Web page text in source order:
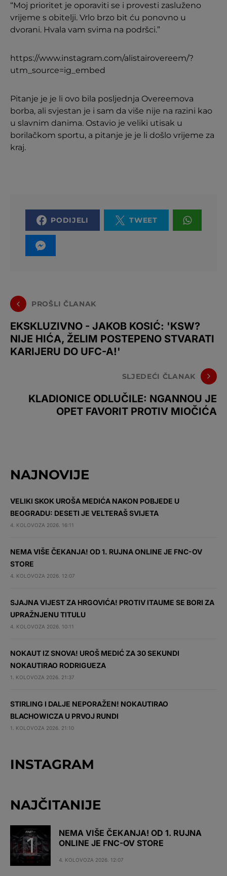
“Moj prioritet je oporaviti se i provesti zasluženo
vrijeme s obitelji. Vrlo brzo bit ću ponovno u
dvorani. Hvala vam svima na podršci.”
https://www.instagram.com/alistairovereem/?
utm_source=ig_embed
Pitanje je je li ovo bila posljednja Overeemova
borba, ali svjestan je i sam da više nije na razini kao
u slavnim danima. Ostavio je veliki utisak u
borilačkom sportu, a pitanje je je li došlo vrijeme za
kraj.
PODIJELI TWEET
PROŠLI ČLANAK
EKSKLUZIVNO - JAKOB KOSIĆ: 'KSW?
NIJE HIĆA, ŽELIM POSTEPENO STVARATI
KARIJERU DO UFC-A!'
SLJEDEĆI ČLANAK
KLADIONICE ODLUČILE: NGANNOU JE
OPET FAVORIT PROTIV MIOČIĆA
NAJNOVIJE
VELIKI SKOK UROŠA MEDIĆA NAKON POBJEDE U
BEOGRADU: DESETI JE VELTERAŠ SVIJETA
4. KOLOVOZA 2026. 16:11
NEMA VIŠE ČEKANJA! OD 1. RUJNA ONLINE JE FNC-OV
STORE
4. KOLOVOZA 2026. 12:07
SJAJNA VIJEST ZA HRGOVIĆA! PROTIV ITAUME SE BORI ZA
UPRAŽNJENU TITULU
4. KOLOVOZA 2026. 10:11
NOKAUT IZ SNOVA! UROŠ MEDIĆ ZA 30 SEKUNDI
NOKAUTIRAO RODRIGUEZA
1. KOLOVOZA 2026. 21:37
STIRLING I DALJE NEPORAŽEN! NOKAUTIRAO
BLACHOWICZA U PRVOJ RUNDI
1. KOLOVOZA 2026. 21:10
INSTAGRAM
NAJČITANIJE
NEMA VIŠE ČEKANJA! OD 1. RUJNA
ONLINE JE FNC-OV STORE
4. KOLOVOZA 2026. 12:07